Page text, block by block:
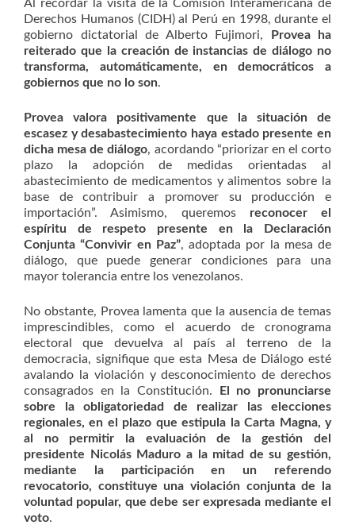
Al recordar la visita de la Comisión Interamericana de
Derechos Humanos (CIDH) al Perú en 1998, durante el
gobierno dictatorial de Alberto Fujimori,
Provea ha
reiterado que la creación de instancias de diálogo no
transforma, automáticamente, en democráticos a
gobiernos que no lo son.
Provea valora positivamente que la situación de
escasez y desabastecimiento haya estado presente en
dicha mesa de diálogo, acordando “priorizar en el corto
plazo la adopción de medidas orientadas al
abastecimiento de medicamentos y alimentos sobre la
base de contribuir a promover su producción e
importación”. Asimismo, queremosreconocer el
espíritu de respeto presente en la Declaración
Conjunta “Convivir en Paz”, adoptada por la mesa de
diálogo, que puede generar condiciones para una
mayor tolerancia entre los venezolanos.
No obstante, Provea lamenta que la ausencia de temas
imprescindibles, como el acuerdo de cronograma
electoral que devuelva al país al terreno de la
democracia, signifique que esta Mesa de Diálogo esté
avalando la violación y desconocimiento de derechos
consagrados en la Constitución.
El no pronunciarse
sobre la obligatoriedad de realizar las elecciones
regionales, en el plazo que estipula la Carta Magna, y
al no permitir la evaluación de la gestión del
presidente Nicolás Maduro a la mitad de su gestión,
mediante la participación en un referendo
revocatorio, constituye una violación conjunta de la
voluntad popular, que debe ser expresada mediante el
voto.